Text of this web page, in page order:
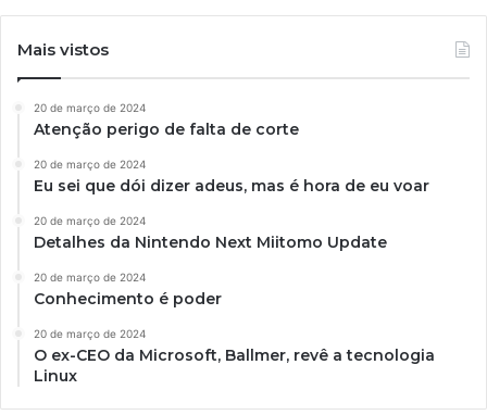
Mais vistos
20 de março de 2024
Atenção perigo de falta de corte
20 de março de 2024
Eu sei que dói dizer adeus, mas é hora de eu voar
20 de março de 2024
Detalhes da Nintendo Next Miitomo Update
20 de março de 2024
Conhecimento é poder
20 de março de 2024
O ex-CEO da Microsoft, Ballmer, revê a tecnologia
Linux